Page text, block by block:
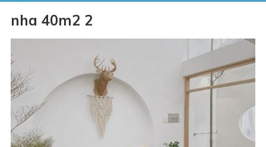
nha 40m2 2